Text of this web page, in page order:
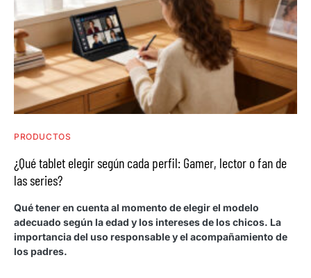
PRODUCTOS
¿Qué tablet elegir según cada perfil: Gamer, lector o fan de
las series?
Qué tener en cuenta al momento de elegir el modelo
adecuado según la edad y los intereses de los chicos. La
importancia del uso responsable y el acompañamiento de
los padres.